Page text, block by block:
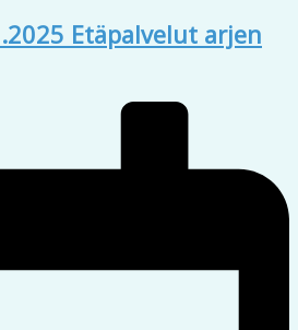
Etäpalvelut arjen